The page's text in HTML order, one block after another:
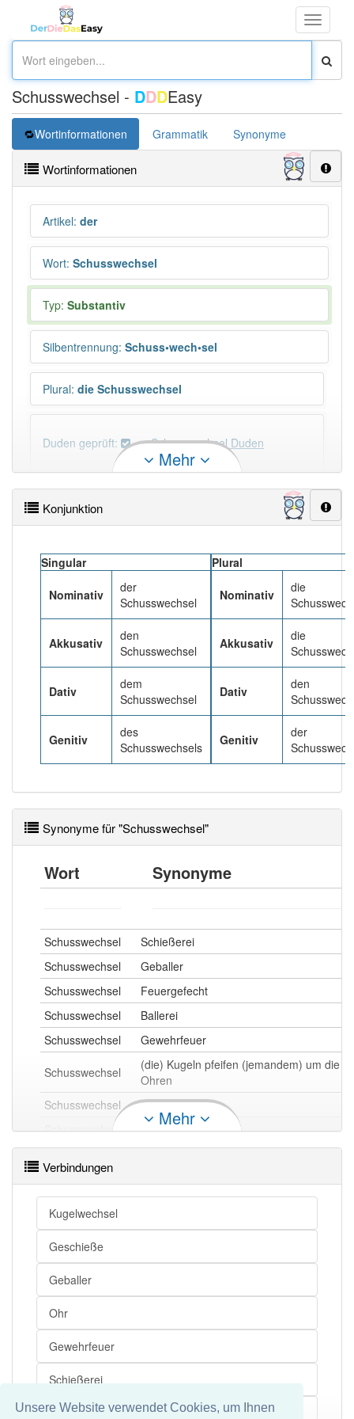
Unsere Website verwendet Cookies, um Ihnen
Toggle
Schusswechsel - DDDEasy
Wortinformationen Grammatik Synonyme
Wortinformationen
Artikel: der
Wort: Schusswechsel
Typ: Substantiv
Silbentrennung: Schuss•wech•sel
Plural: die Schusswechsel
Duden geprüft: Schusswechsel Duden
PowerIndex:9
Häufigkeit: 4 von 10
Wörter mit Endung-schusswechsel
Wörter mit Endung-schusswechsel
aber mit einem
anderen Artikelder: 0
84% unserer Spielapp-Nutzer haben den Artikel
Mehr
Konjunktion
Singular
Nominativ
der
Schusswechsel
Akkusativ
den
Schusswechsel
Dativ
dem
Schusswechsel
Genitiv
des
Schusswechsels
Plural
Nominativ
die
Akkusativ
die
Dativ
den
Genitiv
der
Synonyme für "Schusswechsel"
Wort Synonyme
Schusswechsel
Schießerei
Schusswechsel
Geballer
Schusswechsel
Feuergefecht
Schusswechsel
Ballerei
Schusswechsel
Gewehrfeuer
Schusswechsel
(die) Kugeln pfeifen (jemandem) um die
Ohren
Schusswechsel
Kugelregen
Schusswechsel
Beschuss
Schusswechsel
Schusswechsel openthesaurus
Mehr
Verbindungen
Kugelwechsel
Geschieße
Geballer
Ohr
Gewehrfeuer
Schießerei
Ballerei